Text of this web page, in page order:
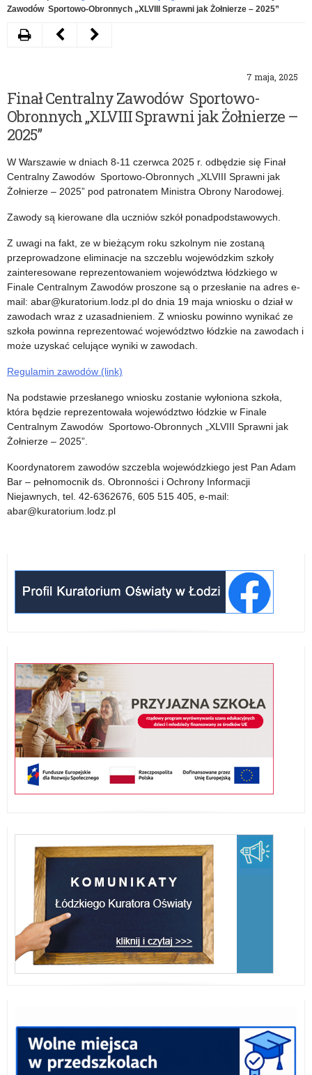
Zawodów Sportowo-Obronnych „XLVIII Sprawni jak Żołnierze – 2025”
7 maja, 2025
Finał Centralny Zawodów Sportowo-
Obronnych „XLVIII Sprawni jak Żołnierze –
2025”
W Warszawie w dniach 8-11 czerwca 2025 r. odbędzie się Finał
Centralny Zawodów Sportowo-Obronnych „XLVIII Sprawni jak
Żołnierze – 2025” pod patronatem Ministra Obrony Narodowej.
Zawody są kierowane dla uczniów szkół ponadpodstawowych.
Z uwagi na fakt, ze w bieżącym roku szkolnym nie zostaną
przeprowadzone eliminacje na szczeblu wojewódzkim szkoły
zainteresowane reprezentowaniem województwa łódzkiego w
Finale Centralnym Zawodów proszone są o przesłanie na adres e-
mail: abar@kuratorium.lodz.pl do dnia 19 maja wniosku o dział w
zawodach wraz z uzasadnieniem. Z wniosku powinno wynikać ze
szkoła powinna reprezentować województwo łódzkie na zawodach i
może uzyskać celujące wyniki w zawodach.
Regulamin zawodów (link)
Na podstawie przesłanego wniosku zostanie wyłoniona szkoła,
która będzie reprezentowała województwo łódzkie w Finale
Centralnym Zawodów Sportowo-Obronnych „XLVIII Sprawni jak
Żołnierze – 2025”.
Koordynatorem zawodów szczebla wojewódzkiego jest Pan Adam
Bar – pełnomocnik ds. Obronności i Ochrony Informacji
Niejawnych, tel. 42-6362676, 605 515 405, e-mail:
abar@kuratorium.lodz.pl
DrukujNastępny
Centralny
Strzeleckich
Srebrne
Muszkiety
–
2025”
Poprzedni
transformacja
edukacji
szanse
i
możliwości
w
projektach
Erasmus+
i
eTwinning